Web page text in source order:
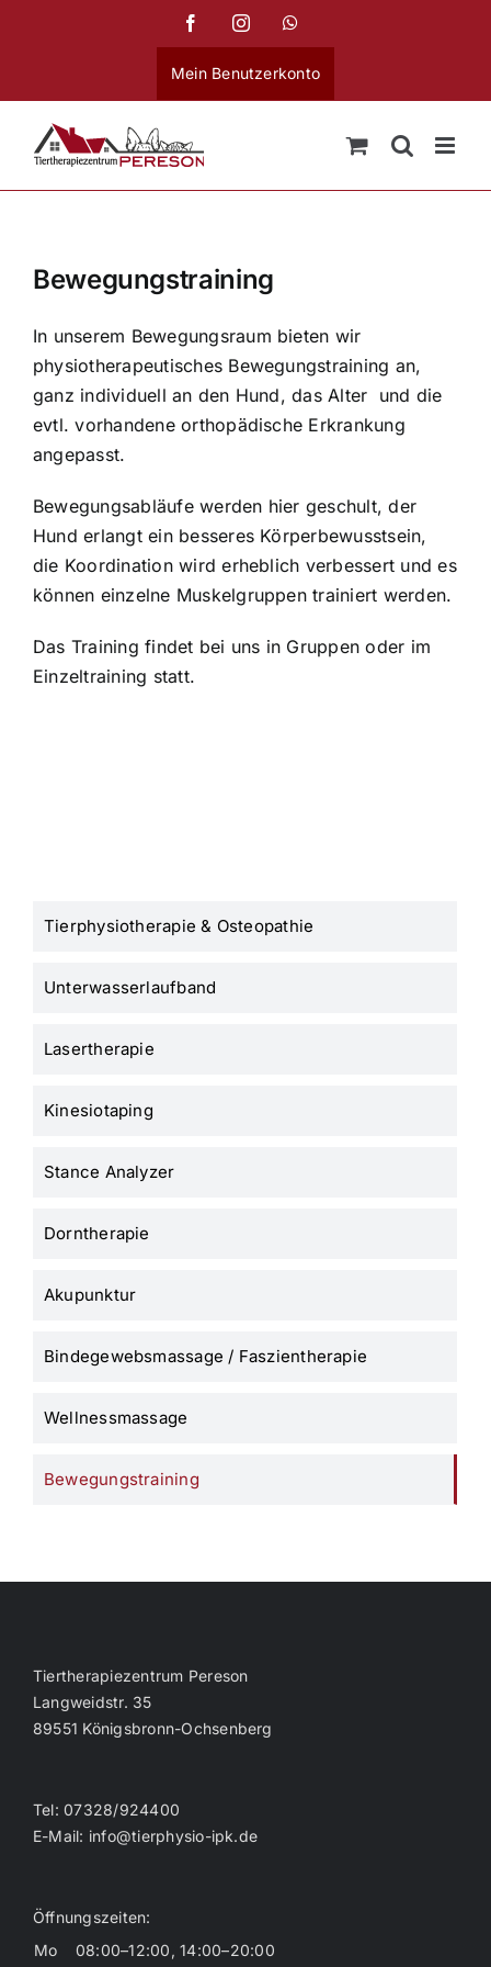
FacebookInstagram
Mein Benutzerkonto
Bewegungstraining
In unserem Bewegungsraum bieten wir
physiotherapeutisches Bewegungstraining an,
ganz individuell an den Hund, das Alter und die
evtl. vorhandene orthopädische Erkrankung
angepasst.
Bewegungsabläufe werden hier geschult, der
Hund erlangt ein besseres Körperbewusstsein,
die Koordination wird erheblich verbessert und es
können einzelne Muskelgruppen trainiert werden.
Das Training findet bei uns in Gruppen oder im
Einzeltraining statt.
Tierphysiotherapie & Osteopathie
Unterwasserlaufband
Lasertherapie
Kinesiotaping
Stance Analyzer
Dorntherapie
Akupunktur
Bindegewebsmassage / Faszientherapie
Wellnessmassage
Bewegungstraining
Tiertherapiezentrum Pereson
Langweidstr. 35
89551 Königsbronn-Ochsenberg
Tel: 07328/924400
E-Mail: info@tierphysio-ipk.de
Öffnungszeiten:
Mo
08:00–12:00, 14:00–20:00